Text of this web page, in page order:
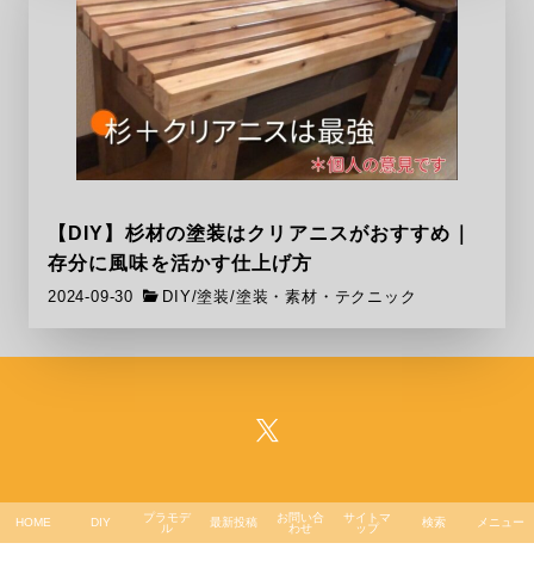
【DIY】杉材の塗装はクリアニスがおすすめ｜
存分に風味を活かす仕上げ方
2024-09-30 DIY/塗装/塗装・素材・テクニック
HOME DIY
プラモデ
ル
最新投稿
お問い合
わせ
サイトマ
ップ
検索 メニュー